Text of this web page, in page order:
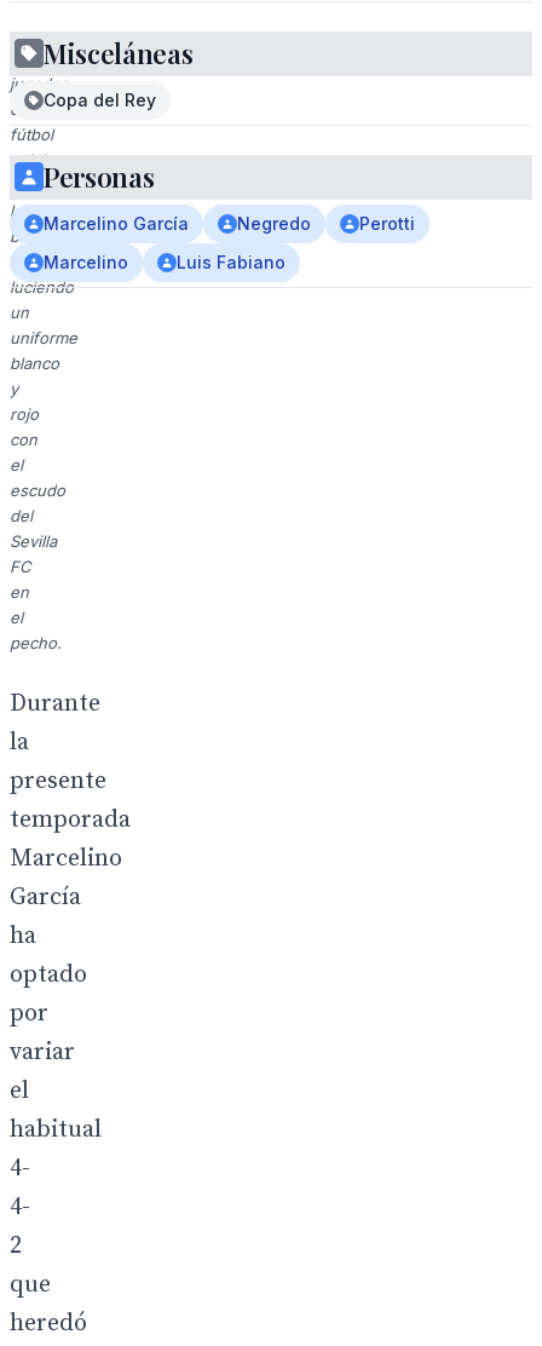
Un
jugador
de
fútbol
celebra
con
los
brazos
levantados,
luciendo
un
uniforme
blanco
y
rojo
con
el
escudo
del
Sevilla
FC
en
el
pecho.
Durante
la
presente
temporada
Marcelino
García
ha
optado
por
variar
el
habitual
4-
4-
2
que
heredó
Misceláneas
Copa del Rey
Personas
Marcelino García Negredo
Perotti
Marcelino
Luis Fabiano